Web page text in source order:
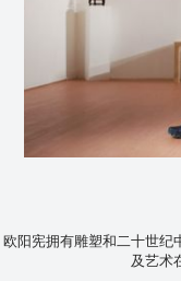
欧阳宪拥有雕塑和二十世纪
及艺术